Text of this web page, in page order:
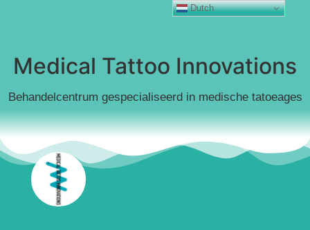
Medical Tattoo Innovations
Behandelcentrum gespecialiseerd in medische tatoeages
Dutch